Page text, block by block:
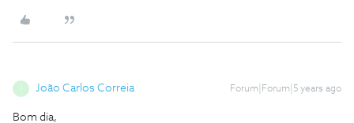
João Carlos Correia Forum|Forum|5 years ago
Bom dia,